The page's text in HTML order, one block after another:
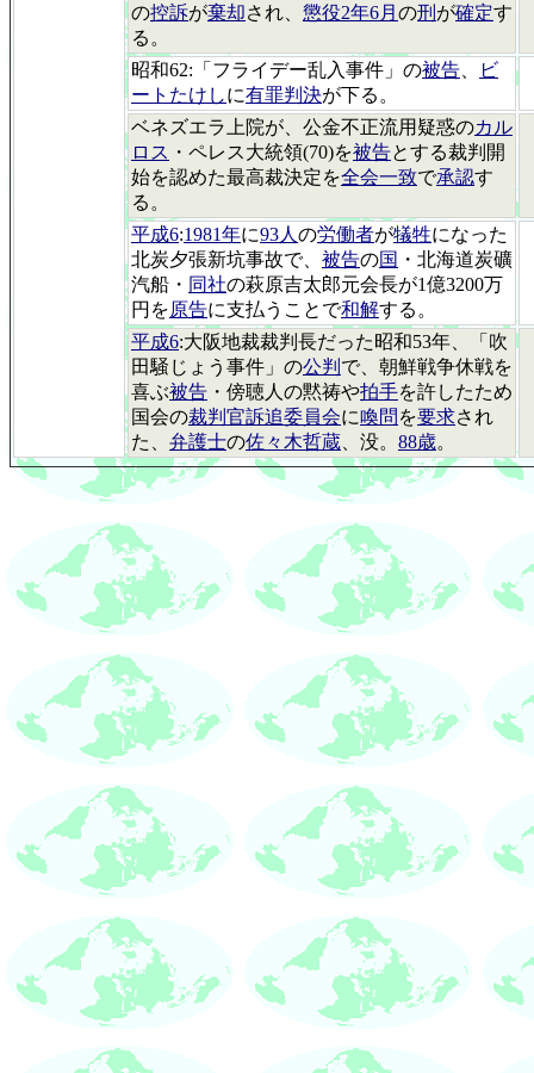
の控訴が棄却され、 懲役2年6月 の刑 が確定す
る。
昭和62:「フライデー乱入事件」の被告
ビ
ートたけしに有罪判決が下る。
ベネズエラ上院が、公金不正流用疑惑のカル
ロス ・ペレス大統領(70)を被告とする裁判開
始を認めた最高裁決定を全会一致で承認す
る。
平成6:1981年に93人 の労働者が犠牲になった
北炭夕張新坑事故で、 被告の国 ・北海道炭礦
汽船・ 同社の萩原吉太郎元会長が1億3200万
円を原告に支払うことで和解する。
平成6:大阪地裁裁判長だった昭和53年、「吹
田騒じょう事件」の公判 で、朝鮮戦争休戦を
喜ぶ被告 ・傍聴人の黙祷や拍手を許したため
国会の裁判官訴追委員会に喚問 を要求され
た、 弁護士の佐々木哲蔵 、没。 88歳。